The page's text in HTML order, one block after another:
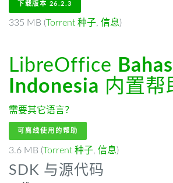
下载版本 26.2.3
335 MB (Torrent 种子, 信息)
LibreOffice
Indonesia 内置帮
需要其它语言？
可离线使用的帮助
3.6 MB (Torrent 种子, 信息)
SDK 与源代码